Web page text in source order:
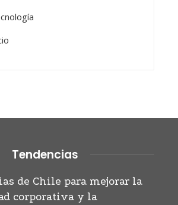
Tendencias
de Chile para mejorar la
corporativa y la